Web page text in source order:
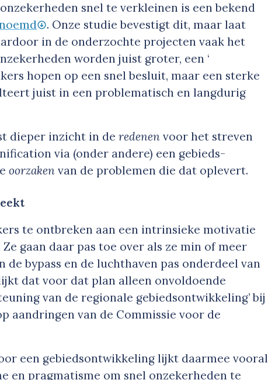
snel te verkleinen is een bekend
. Onze studie bevestigt dit, maar laat
in de onderzochte projecten vaak het
worden juist groter, een ‘
hopen op een snel besluit, maar een sterke
juist in een problematisch en langdurig
dieper inzicht in deredenen voor het streven
via (onder andere) een gebieds­
oorzaken van de problemen die dat oplevert.
te ontbreken aan een intrinsieke motivatie
gaan daar pas toe over als ze min of meer
de bypass en de luchthaven pas onderdeel van
dat voor dat plan alleen onvoldoende
van de regionale gebieds­ontwikkeling’ bij
aandringen van de Commissie voor de
een gebiedsontwikkeling lijkt daarmee vooral
en pragmatisme om snel onzekerheden te